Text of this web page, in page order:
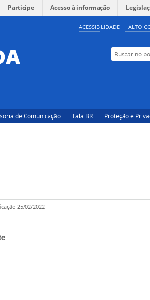
ACESSIBILIDADE ALTO
Participe Acesso à informação
Buscar no portal
de Comunicação Fala.BR Proteção e
25/02/2022